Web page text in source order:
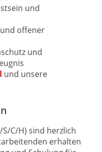
und
offener
und
und unsere
C/H) sind herzlich
erhalten